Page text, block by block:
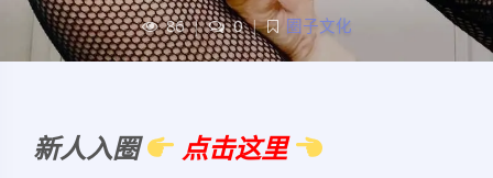
86 | 0 | 圈子文化
新人入圈
点击这里